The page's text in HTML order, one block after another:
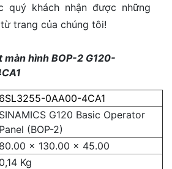
quý khách nhận được những
trang của chúng tôi!
hình BOP-2 G120-
6SL3255-0AA00-4CA1
SINAMICS G120 Basic Operator
Panel (BOP-2)
80.00 x 130.00 x 45.00
0,14 Kg